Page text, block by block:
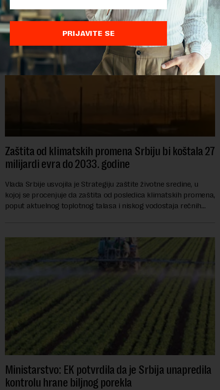
Zaštita od klimatskih promena Srbiju bi koštala 27
milijardi evra do 2033. godine
Vlada Srbije usvojila je Strategiju zaštite životne sredine, u
kojoj se procenjuje da zaštita od posledica klimatskih promena,
poput aktuelnog toplotnog talasa i niskog vodostaja rečnih
Ministarstvo: EK potvrdila da je Srbija unapredila
kontrolu hrane biljnog porekla
PRIJAVITE SE